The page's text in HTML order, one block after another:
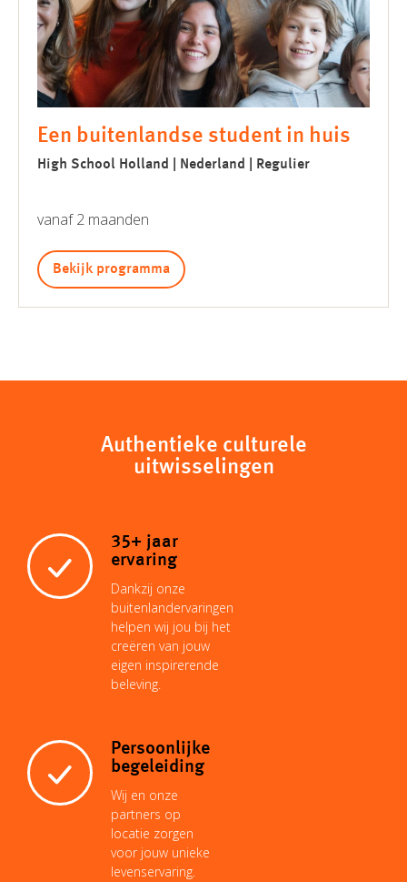
Een buitenlandse student in huis
High School Holland | Nederland | Regulier
vanaf 2 maanden
Bekijk programma
Authentieke culturele
uitwisselingen
35+ jaar
ervaring
Dankzij onze
buitenlandervaringen
helpen wij jou bij het
creëren van jouw
eigen inspirerende
beleving.
Persoonlijke
begeleiding
Wij en onze
partners op
locatie zorgen
voor jouw unieke
levenservaring.